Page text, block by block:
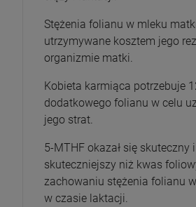
Stężenia folianu w mleku
utrzymywane kosztem jego
organizmie matki.
Kobieta karmiąca potrzebuje
dodatkowego folianu w celu
jego strat.
5-MTHF okazał się skuteczny
skuteczniejszy niż kwas
zachowaniu stężenia folianu
w czasie laktacji.